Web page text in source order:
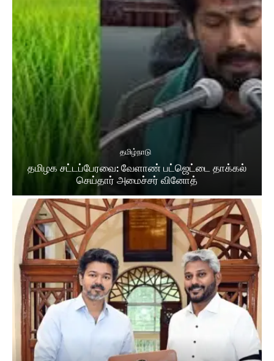
தமிழ்நாடு
தமிழக சட்​டப்​பேர​வை: வேளாண் பட்​ஜெட்டை தாக்கல்
செய்தார் அமைச்சர் வினோத்